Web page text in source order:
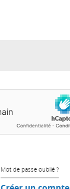
Mot de passe oublié ?